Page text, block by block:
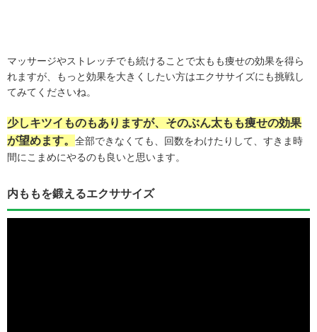
マッサージやストレッチでも続けることで太もも痩せの効果を得ら
れますが、もっと効果を大きくしたい方はエクササイズにも挑戦し
てみてくださいね。
少しキツイものもありますが、そのぶん太もも痩せの効果
が望めます。 全部できなくても、回数をわけたりして、すきま時
間にこまめにやるのも良いと思います。
内ももを鍛えるエクササイズ